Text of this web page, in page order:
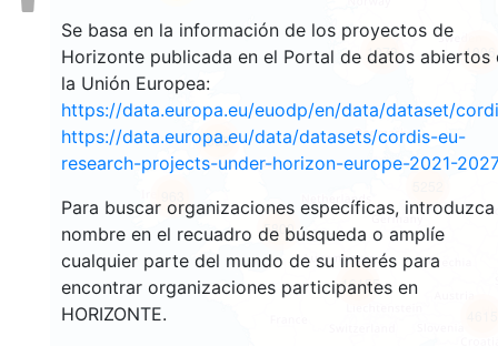
Se basa en la información de los proyectos de
Horizonte publicada en el Portal de datos abiertos
la Unión Europea:
https://data.europa.eu/euodp/en/data/dataset/
https://data.europa.eu/data/datasets/cordis-eu-
research-projects-under-horizon-europe-2021-2027
Para buscar organizaciones específicas, introduzca
nombre en el recuadro de búsqueda o amplíe
cualquier parte del mundo de su interés para
encontrar organizaciones participantes en
HORIZONTE.
1079 1006
598
5800
16155